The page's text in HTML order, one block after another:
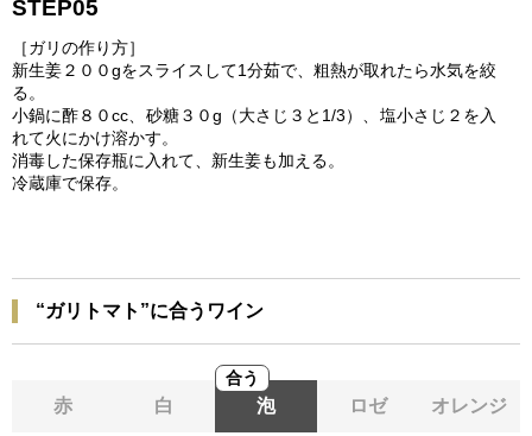
STEP05
［ガリの作り方］
新生姜２００gをスライスして1分茹で、粗熱が取れたら水気を絞
る。
小鍋に酢８０cc、砂糖３０g（大さじ３と1/3）、塩小さじ２を入
れて火にかけ溶かす。
消毒した保存瓶に入れて、新生姜も加える。
冷蔵庫で保存。
“ガリトマト”に合うワイン
赤 白
合う
泡 ロゼ オレンジ